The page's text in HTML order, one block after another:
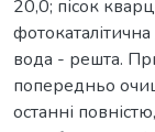
20,0; пісок
вода - решта.
попередньо
останні